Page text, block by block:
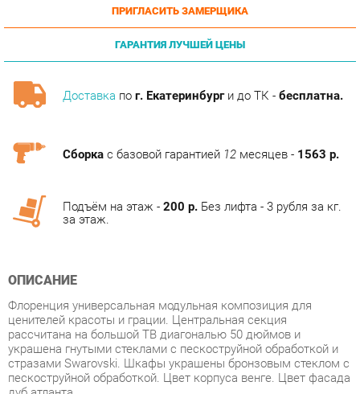
ГАРАНТИЯ ЛУЧШЕЙ ЦЕНЫ
Доставкапог. Екатеринбурги до ТК -бесплатна.
ценителей красоты и грации. Центральная секция
украшена гнутыми стеклами с пескоструйной обработкой и
стразами Swarovski. Шкафы украшены бронзовым стеклом с
пескоструйной обработкой. Цвет корпуса венге. Цвет фасада
дуб атланта
Условия покупки